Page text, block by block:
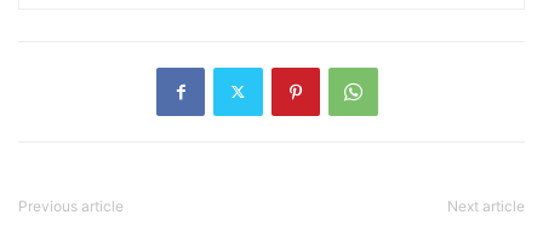
Previous article Next article